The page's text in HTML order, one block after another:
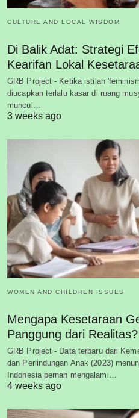
CULTURE AND LOCAL WISDOM
Di Balik Adat: Strategi
Kearifan Lokal
GRB Project - Ketika istilah
diucapkan terlalu kasar di ruang
muncul…
3 weeks ago
WOMEN AND CHILDREN ISSUES
Mengapa Kesetaraan
Panggung dari Realitas?
GRB Project - Data terbaru dari
dan Perlindungan Anak (2023)
Indonesia pernah mengalami…
4 weeks ago